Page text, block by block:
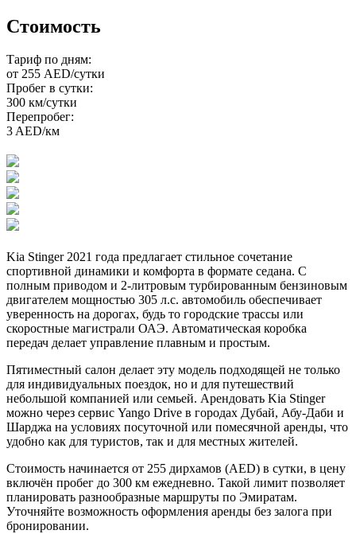
Стоимость
Тариф по дням:
от 255 AED/сутки
Пробег в сутки:
300 км/сутки
Перепробег:
3 AED/км
Kia Stinger 2021 года предлагает стильное сочетание
спортивной динамики и комфорта в формате седана. С
полным приводом и 2-литровым турбированным бензиновым
двигателем мощностью 305 л.с. автомобиль обеспечивает
уверенность на дорогах, будь то городские трассы или
скоростные магистрали ОАЭ. Автоматическая коробка
передач делает управление плавным и простым.
Пятиместный салон делает эту модель подходящей не только
для индивидуальных поездок, но и для путешествий
небольшой компанией или семьей. Арендовать Kia Stinger
можно через сервис Yango Drive в городах Дубай, Абу-Даби и
Шарджа на условиях посуточной или помесячной аренды, что
удобно как для туристов, так и для местных жителей.
Стоимость начинается от 255 дирхамов (AED) в сутки, в цену
включён пробег до 300 км ежедневно. Такой лимит позволяет
планировать разнообразные маршруты по Эмиратам.
Уточняйте возможность оформления аренды без залога при
бронировании.